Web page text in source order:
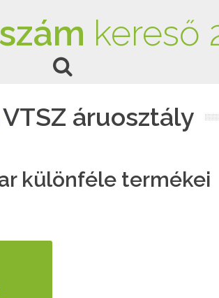
kereső
VTSZ áruosztály
különféle termékei